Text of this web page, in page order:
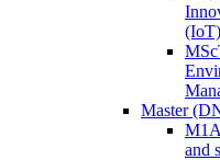
(IoT)
Master
and